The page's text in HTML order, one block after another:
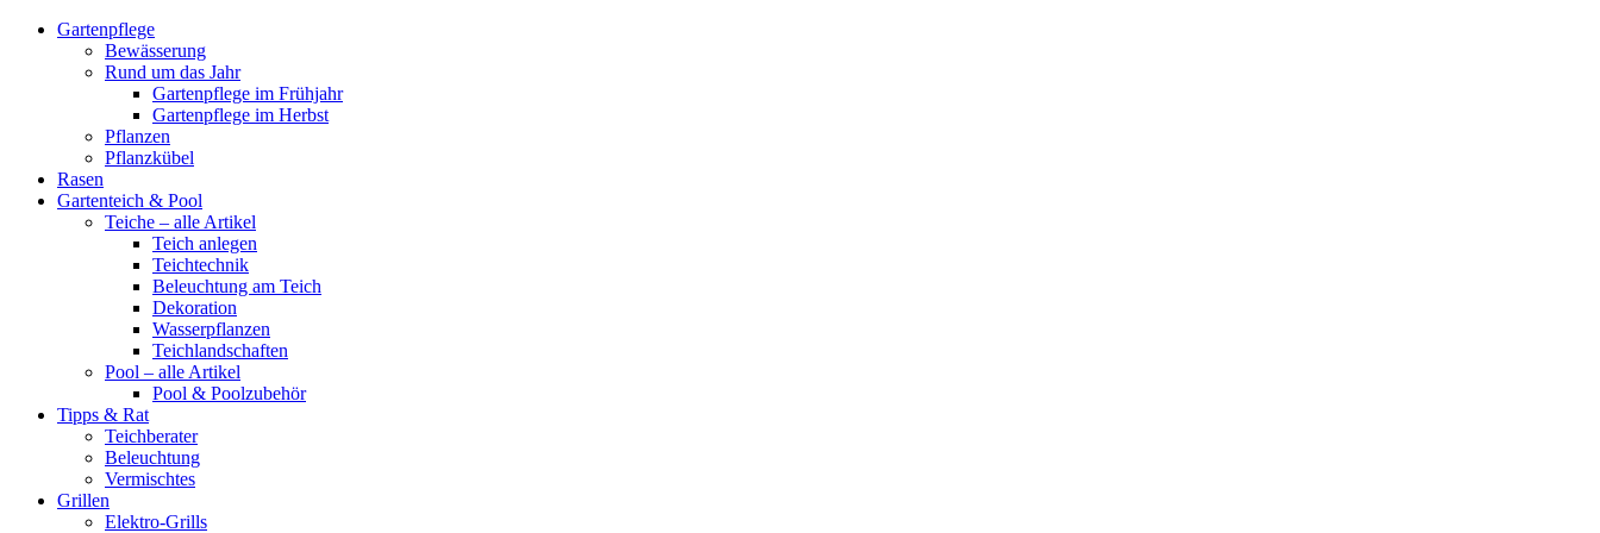
Gartenpflege
Bewässerung
Rund um das Jahr
Gartenpflege im Frühjahr
Gartenpflege im Herbst
Pflanzen
Pflanzkübel
Rasen
Gartenteich & Pool
Teiche – alle Artikel
Teich anlegen
Teichtechnik
Beleuchtung am Teich
Dekoration
Wasserpflanzen
Teichlandschaften
Pool – alle Artikel
Pool & Poolzubehör
Tipps & Rat
Teichberater
Beleuchtung
Vermischtes
Grillen
Elektro-Grills